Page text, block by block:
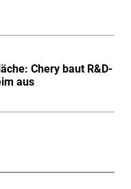
Chery baut R&D-
aus